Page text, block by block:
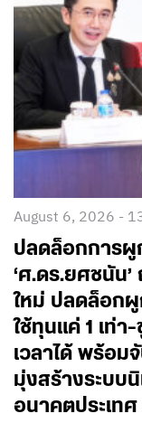
August 6, 2026 -
ปลดล็อกการผู
‘ศ.ดร.ยศชนัน
ใหม่ ปลดล็อกผู
ใช้ทุนแค่ 1 เท่
เวลาได้ พร้อม
มุ่งสร้างระบบ
อนาคตประเท